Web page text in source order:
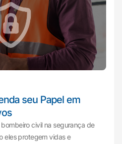
seu Papel em
civil na segurança de
eles protegem vidas e